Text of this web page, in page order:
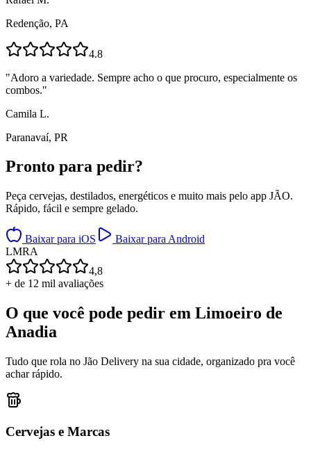
Redenção, PA
4.8
"Adoro a variedade. Sempre acho o que procuro, especialmente os
combos."
Camila L.
Paranavaí, PR
Pronto para pedir?
Peça cervejas, destilados, energéticos e muito mais pelo app JÃO.
Rápido, fácil e sempre gelado.
Baixar para iOS
Baixar para Android
LMRA
4,8
+ de 12 mil avaliações
O que você pode pedir em Limoeiro de
Anadia
Tudo que rola no Jão Delivery na sua cidade, organizado pra você
achar rápido.
Cervejas e Marcas